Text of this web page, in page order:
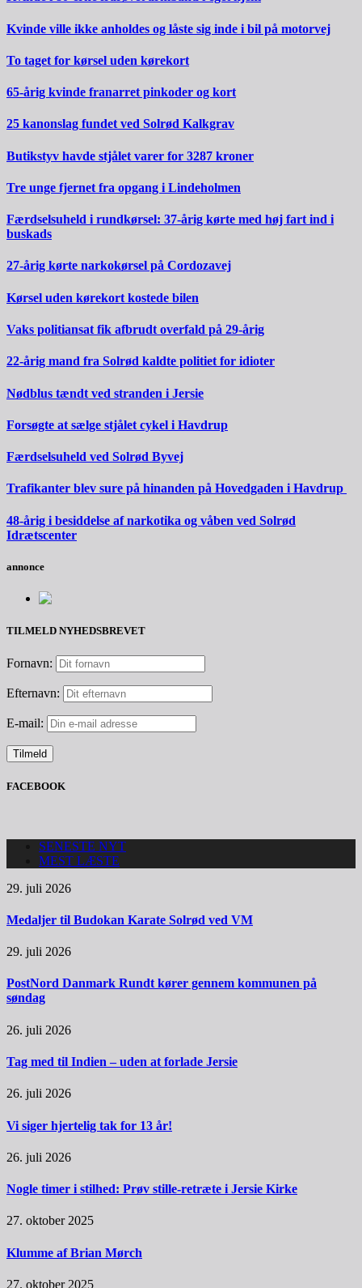
Kvinde ville ikke anholdes og låste sig inde i bil på motorvej
To taget for kørsel uden kørekort
65-årig kvinde franarret pinkoder og kort
25 kanonslag fundet ved Solrød Kalkgrav
Butikstyv havde stjålet varer for 3287 kroner
Tre unge fjernet fra opgang i Lindeholmen
Færdselsuheld i rundkørsel: 37-årig kørte med høj fart ind i
buskads
27-årig kørte narkokørsel på Cordozavej
Kørsel uden kørekort kostede bilen
Vaks politiansat fik afbrudt overfald på 29-årig
22-årig mand fra Solrød kaldte politiet for idioter
Nødblus tændt ved stranden i Jersie
Forsøgte at sælge stjålet cykel i Havdrup
Færdselsuheld ved Solrød Byvej
Trafikanter blev sure på hinanden på Hovedgaden i Havdrup
48-årig i besiddelse af narkotika og våben ved Solrød
Idrætscenter
annonce
TILMELD NYHEDSBREVET
Fornavn:
Efternavn:
E-mail:
FACEBOOK
SENESTE NYT
MEST LÆSTE
29. juli 2026
Medaljer til Budokan Karate Solrød ved VM
29. juli 2026
PostNord Danmark Rundt kører gennem kommunen på
søndag
26. juli 2026
Tag med til Indien – uden at forlade Jersie
26. juli 2026
Vi siger hjertelig tak for 13 år!
26. juli 2026
Nogle timer i stilhed: Prøv stille-retræte i Jersie Kirke
27. oktober 2025
Klumme af Brian Mørch
27. oktober 2025